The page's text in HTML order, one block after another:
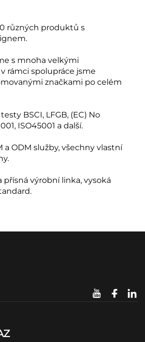
různých produktů s
s mnoha velkými
rámci spolupráce jsme
značkami po celém
BSCI, LFGB, (EC) No
ISO45001 a další.
a ODM služby, všechny vlastní
přísná výrobní linka, vysoká